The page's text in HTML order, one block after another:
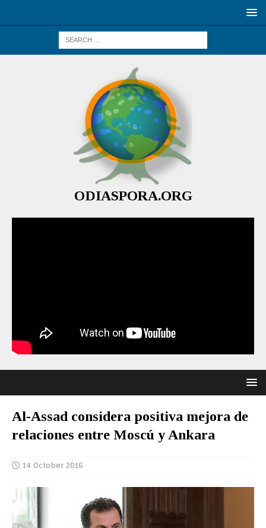
ODIASPORA.ORG
Al-Assad considera positiva mejora de
relaciones entre Moscú y Ankara
14 October 2016